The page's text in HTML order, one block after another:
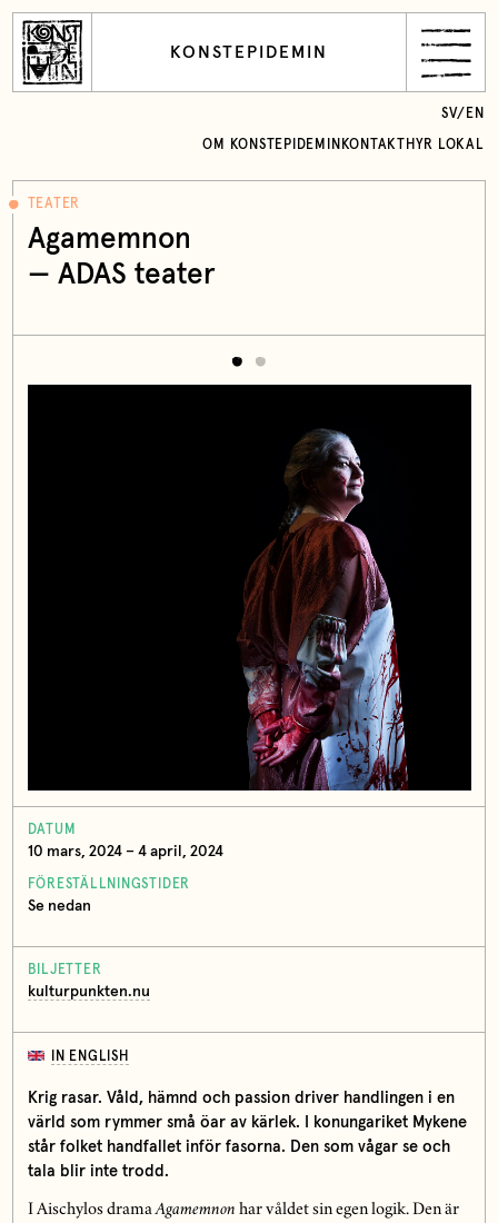
KONSTEPIDEMIN
OM KONSTEPIDEMIN KONTAKT HYR LOKAL
SV/ EN
TEATER
Agamemnon
— ADAS teater
DATUM
10 mars, 2024 – 4 april, 2024
FÖRESTÄLLNINGSTIDER
Se nedan
BILJETTER
kulturpunkten.nu
IN ENGLISH
Krig rasar. Våld, hämnd och passion driver handlingen i en
värld som rymmer små öar av kärlek. I konungariket Mykene
står folket handfallet inför fasorna. Den som vågar se och
tala blir inte trodd.
I Aischylos dramaAgamemnon har våldet sin egen logik. Den är